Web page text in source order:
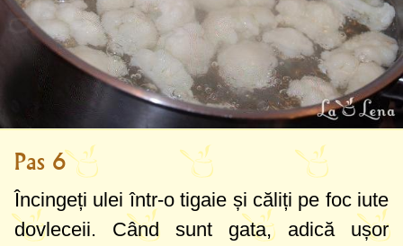
Pas 6
Încingeți ulei într-o tigaie și căliți pe foc iute
dovleceii. Când sunt gata, adică ușor